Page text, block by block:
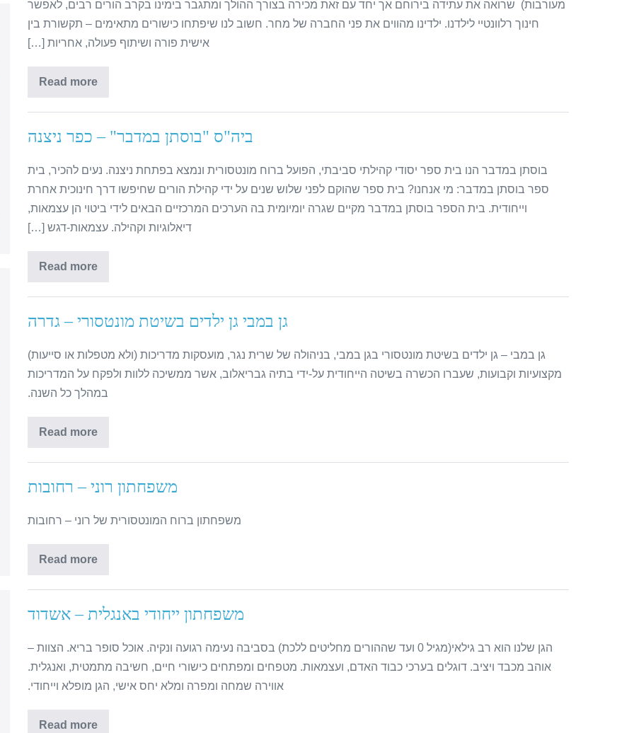
מעורבות) שרואה את עתידה בירוחם אך יחד עם זאת מכירה בצורך ההולך ומתגבר בימינו בקרב הורים רבים, לאפשר
חינוך רלוונטיי לילדנו. ילדינו מהווים את פני החברה של מחר. חשוב לנו שיפתחו כישורים מתאימים – תקשורת בין
אישית פורה ושיתוף פעולה, אחריות […]
Read more
ביה"ס "בוסתן במדבר" – כפר ניצנה
בוסתן במדבר הנו בית ספר יסודי קהילתי סביבתי, הפועל ברוח מונטסורית ונמצא בפתחת ניצנה.​ נעים להכיר, בית
ספר בוסתן במדבר: מי אנחנו? בית ספר שהוקם לפני שלוש שנים על ידי קהילת הורים שחיפשו דרך חינוכית אחרת
וייחודית. בית הספר בוסתן במדבר מקיים שגרה יומיומית בה הערכים המרכזיים הבאים לידי ביטוי הן עצמאות,
דיאלוגיות וקהילה. עצמאות-דגש […]
Read more
גן במבי גן ילדים בשיטת מונטסורי – גדרה
גן במבי – גן ילדים בשיטת מונטסורי בגן במבי, בניהולה של שרית נגר, מועסקות מדריכות (ולא מטפלות או סייעות)
מקצועיות וקבועות, שעברו הכשרה בשיטה הייחודית על-ידי בתיה גבריאלוב, אשר ממשיכה ללוות ולפקח על המדריכות
במהלך כל השנה.
Read more
משפחתון רוני – רחובות
משפחתון ברוח המונטסורית של רוני – רחובות
Read more
משפחתון ייחודי באנגלית – אשדוד
הגן שלנו הוא רב גילאי(מגיל 0 ועד שההורים מחליטים ללכת) בסביבה נעימה רגועה ונקיה. אוכל סופר בריא. הצוות –
אוהב מכבד ויציב. דוגלים בערכי כבוד האדם, ועצמאות. מטפחים ומפתחים כישורי חיים, חשיבה מתמטית, ואנגלית.
אווירה שמחה ומפרה ומלא יחס אישי, הגן מופלא וייחודי.
Read more